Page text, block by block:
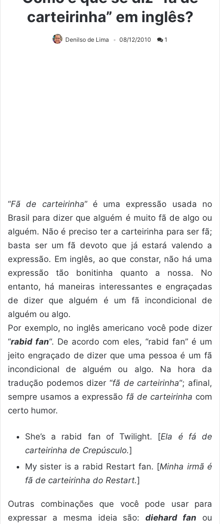
carteirinha” em inglês?
Denilso de Lima 08/12/2010 1
“Fã de carteirinha” é uma expressão usada no
Brasil para dizer que alguém é muito fã de algo ou
alguém. Não é preciso ter a carteirinha para ser fã;
basta ser um fã devoto que já estará valendo a
expressão. Em inglês, ao que constar, não há uma
expressão tão bonitinha quanto a nossa. No
entanto, há maneiras interessantes e engraçadas
de dizer que alguém é um fã incondicional de
alguém ou algo.
Por exemplo, no inglês americano você pode dizer
“rabid fan“. De acordo com eles, “rabid fan” é um
jeito engraçado de dizer que uma pessoa é um fã
incondicional de alguém ou algo. Na hora da
tradução podemos dizer “fã de carteirinha“; afinal,
sempre usamos a expressão fã de carteirinha com
certo humor.
She’s a rabid fan of Twilight. [Ela é fá de
carteirinha de Crepúsculo.]
My sister is a rabid Restart fan. [Minha irmã é
fã de carteirinha do Restart.]
Outras combinações que você pode usar para
expressar a mesma ideia são:diehard fan ou